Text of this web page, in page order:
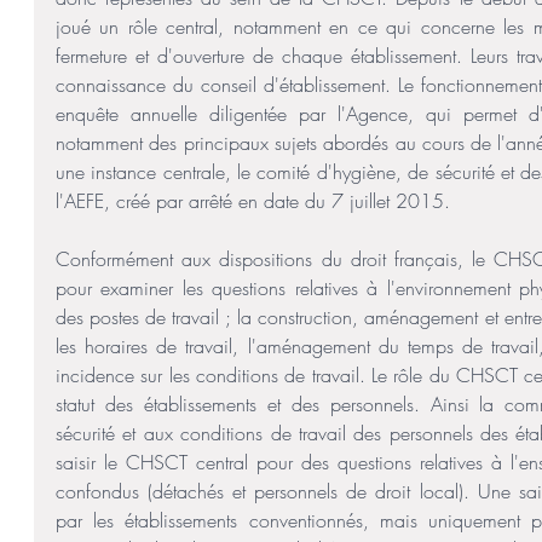
joué un rôle central, notamment en ce qui concerne les
fermeture et d'ouverture de chaque établissement. Leurs
connaissance du conseil d'établissement. Le
enquête annuelle diligentée par l'Agence, qui permet
notamment des principaux sujets abordés au cours de
une instance centrale, le comité d'hygiène, de sécurité et
l'AEFE, créé par arrêté en date du 7 juillet 2015.
Conformément aux dispositions du droit français, le
pour examiner les questions relatives à l'environnement
des postes de travail ; la construction, aménagement et
les horaires de travail, l'aménagement du temps de
incidence sur les conditions de travail. Le rôle du CHSCT
statut des établissements et des personnels. Ainsi la
sécurité et aux conditions de travail des personnels des
saisir le CHSCT central pour des questions relatives à
confondus (détachés et personnels de droit local). Une
par les établissements conventionnés, mais uniquement